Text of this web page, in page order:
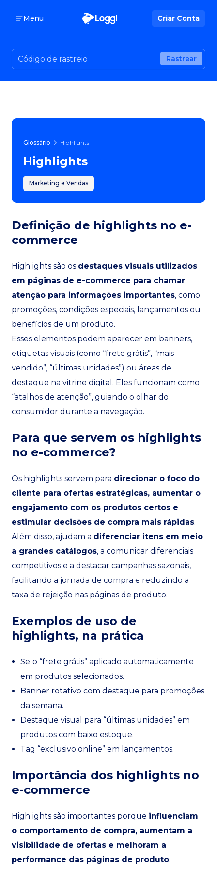
Menu Criar Conta
Rastrear
Glossário Highlights
Highlights
Marketing e Vendas
Definição de highlights no e-
commerce
Highlights são os destaques visuais utilizados
em páginas de e-commerce para chamar
atenção para informações importantes, como
promoções, condições especiais, lançamentos ou
benefícios de um produto.
Esses elementos podem aparecer em banners,
etiquetas visuais (como “frete grátis”, “mais
vendido”, “últimas unidades”) ou áreas de
destaque na vitrine digital. Eles funcionam como
“atalhos de atenção”, guiando o olhar do
consumidor durante a navegação.
Para que servem os highlights
no e-commerce?
Os highlights servem para direcionar o foco do
cliente para ofertas estratégicas, aumentar o
engajamento com os produtos certos e
estimular decisões de compra mais rápidas.
Além disso, ajudam a diferenciar itens em meio
a grandes catálogos, a comunicar diferenciais
competitivos e a destacar campanhas sazonais,
facilitando a jornada de compra e reduzindo a
taxa de rejeição nas páginas de produto.
Exemplos de uso de
highlights, na prática
Selo “frete grátis” aplicado automaticamente
em produtos selecionados.
Banner rotativo com destaque para promoções
da semana.
Destaque visual para “últimas unidades” em
produtos com baixo estoque.
Tag “exclusivo online” em lançamentos.
Importância dos highlights no
e-commerce
Highlights são importantes porque influenciam
o comportamento de compra, aumentam a
visibilidade de ofertas e melhoram a
performance das páginas de produto.